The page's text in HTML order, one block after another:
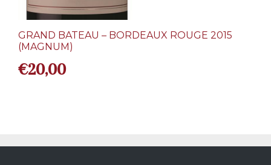
GRAND BATEAU – BORDEAUX ROUGE 2015
(MAGNUM)
€20,00